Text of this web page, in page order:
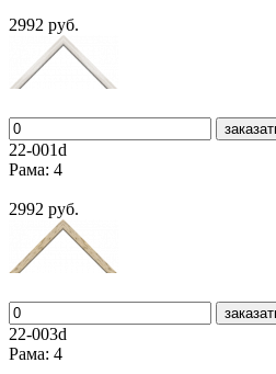
2992 руб.
22-001d
Рама: 4
2992 руб.
22-003d
Рама: 4